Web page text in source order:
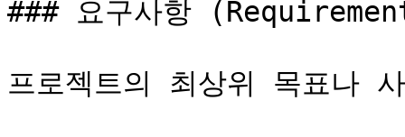
### 요구사항
프로젝트의 최상위 목표나